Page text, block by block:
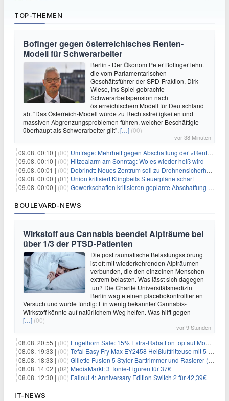
TOP-THEMEN
Bofinger gegen österreichisches Renten-
Modell für Schwerarbeiter
Berlin - Der Ökonom Peter Bofinger lehnt
die vom Parlamentarischen
Geschäftsführer der SPD-Fraktion, Dirk
Wiese, ins Spiel gebrachte
Schwerarbeitspension nach
österreichischem Modell für Deutschland
ab. "Das Österreich-Modell würde zu Rechtsstreitigkeiten und
massiven Abgrenzungsproblemen führen, welcher Beschäftigte
überhaupt als Schwerarbeiter gilt", […] (00)
vor 38 Minuten
09.08. 00:10 | (00) Umfrage: Mehrheit gegen Abschaffung der «Rente mit 63»
09.08. 00:10 | (00) Hitzealarm am Sonntag: Wo es wieder heiß wird
09.08. 00:01 | (00) Dobrindt: Neues Zentrum soll zu Drohnensicherheit forschen
09.08. 00:00 | (01) Union kritisiert Klingbeils Steuerpläne scharf
09.08. 00:00 | (00) Gewerkschaften kritisieren geplante Abschaffung der "Rente mit 63"
BOULEVARD-NEWS
Wirkstoff aus Cannabis beendet Alpträume bei
über 1/3 der PTSD-Patienten
Die posttraumatische Belastungsstörung
ist oft mit wiederkehrenden Alpträumen
verbunden, die den einzelnen Menschen
extrem belasten. Was lässt sich dagegen
tun? Die Charité Universitätsmedizin
Berlin wagte einen placebokontrollierten
Versuch und wurde fündig: Ein wenig bekannter Cannabis-
Wirkstoff könnte auf natürlichem Weg helfen. Was hilft gegen
[…] (00)
vor 9 Stunden
08.08. 20:55 | (00) Engelhorn Sale: 15% Extra-Rabatt on top auf Mode- und Sport-Artikel
08.08. 19:33 | (00) Tefal Easy Fry Max EY2458 Heißluftfritteuse mit 5 Litern für 64,99€
08.08. 18:33 | (00) Gillette Fusion 5 Styler Barttrimmer und Rasierer (All in One) für 16€
08.08. 14:02 | (02) MediaMarkt: 3 Tonie-Figuren für 37€
08.08. 12:30 | (00) Fallout 4: Anniversary Edition Switch 2 für 42,39€
IT-NEWS